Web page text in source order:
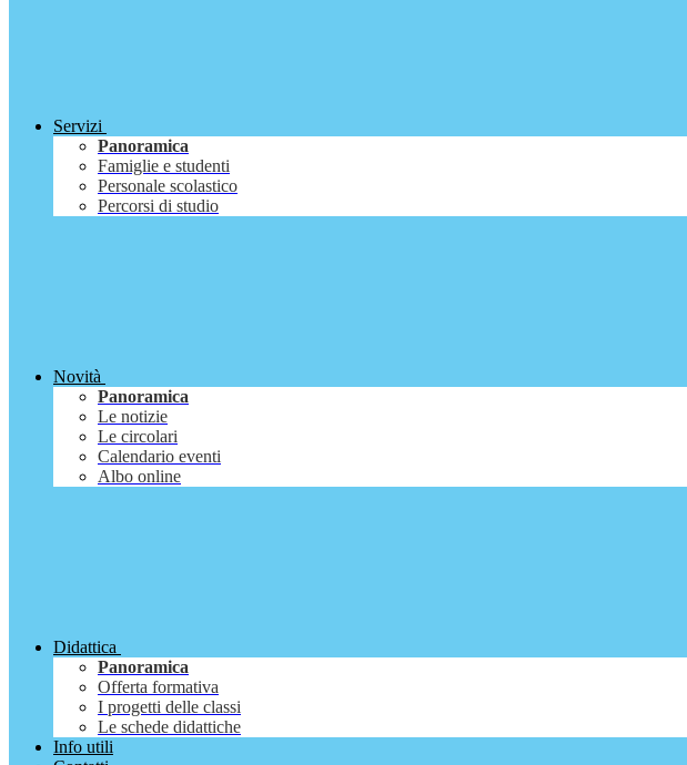
Servizi
Panoramica
Famiglie e studenti
Personale scolastico
Percorsi di studio
Novità
Panoramica
Le notizie
Le circolari
Calendario eventi
Albo online
Didattica
Panoramica
Offerta formativa
I progetti delle classi
Le schede didattiche
Info utili